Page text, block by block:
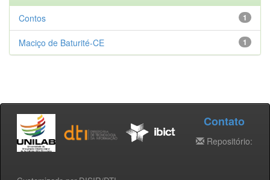
1
Contos
1
Maciço de Baturité-CE
Contato
Repositório: